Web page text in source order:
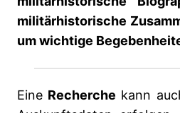
militärhistorische
um wichtige
Eine Recherche kann